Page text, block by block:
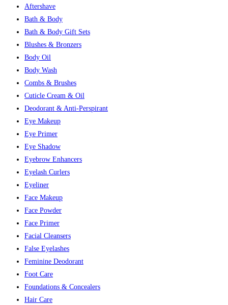
Aftershave
Bath & Body
Bath & Body Gift Sets
Blushes & Bronzers
Body Oil
Body Wash
Combs & Brushes
Cuticle Cream & Oil
Deodorant & Anti-Perspirant
Eye Makeup
Eye Primer
Eye Shadow
Eyebrow Enhancers
Eyelash Curlers
Eyeliner
Face Makeup
Face Powder
Face Primer
Facial Cleansers
False Eyelashes
Feminine Deodorant
Foot Care
Foundations & Concealers
Hair Care